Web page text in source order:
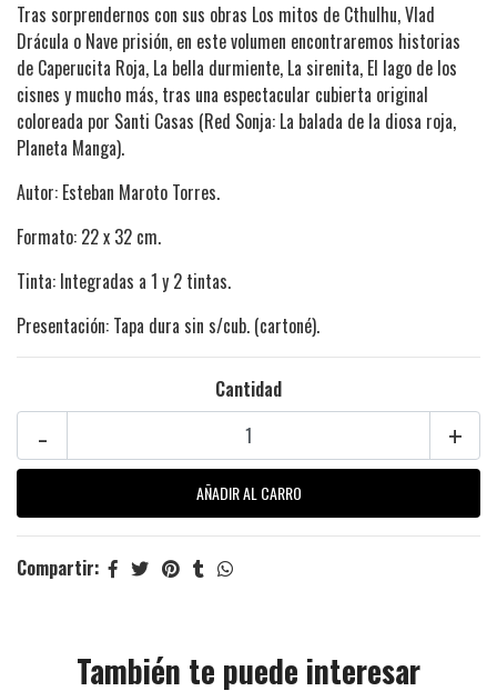
Tras sorprendernos con sus obras Los mitos de Cthulhu, Vlad
Drácula o Nave prisión, en este volumen encontraremos historias
de Caperucita Roja, La bella durmiente, La sirenita, El lago de los
cisnes y mucho más, tras una espectacular cubierta original
coloreada por Santi Casas (Red Sonja: La balada de la diosa roja,
Planeta Manga).
Autor: Esteban Maroto Torres.
Formato: 22 x 32 cm.
Tinta: Integradas a 1 y 2 tintas.
Presentación: Tapa dura sin s/cub. (cartoné).
Cantidad
+
-
Compartir:
También te puede interesar